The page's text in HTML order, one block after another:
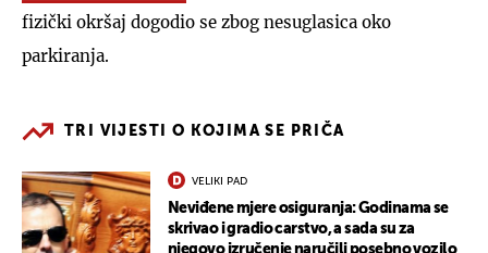
fizički okršaj dogodio se zbog nesuglasica oko
parkiranja.
TRI VIJESTI O KOJIMA SE PRIČA
VELIKI PAD
Neviđene mjere osiguranja: Godinama se
skrivao i gradio carstvo, a sada su za
njegovo izručenje naručili posebno vozilo